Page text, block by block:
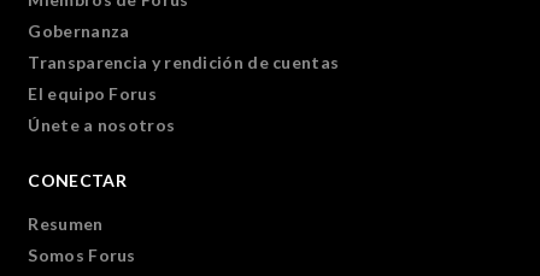
Gobernanza
Transparencia y rendición de cuentas
El equipo Forus
Únete a nosotros
CONECTAR
Resumen
Somos Forus